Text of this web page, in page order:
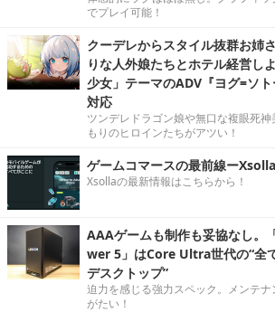
でプレイ可能！
クーデレからスタイル抜群お姉
りな人外娘たちとホテル経営し
少女」テーマのADV『ヨグ=ソ
対応
ツンデレドラゴン娘や無口な複眼死
もりのヒロインたちがアツい！
ゲームコマースの最前線ー
Xsollaの最新情報はこちらから！
AAAゲームも制作も妥協なし
wer 5」はCore Ultra世代の“全
デスクトップ”
迫力を感じる強力スペック。メンテナ
がたい！